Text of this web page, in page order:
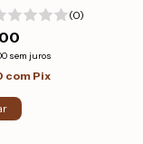
(0)
sem juros
com Pix